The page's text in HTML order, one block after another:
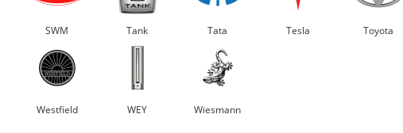
SWM Tank Tata Tesla Toyota
Westfield WEY Wiesmann